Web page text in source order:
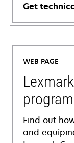
Get
opens
in
new
tab
WEB PAGE
Find out
and